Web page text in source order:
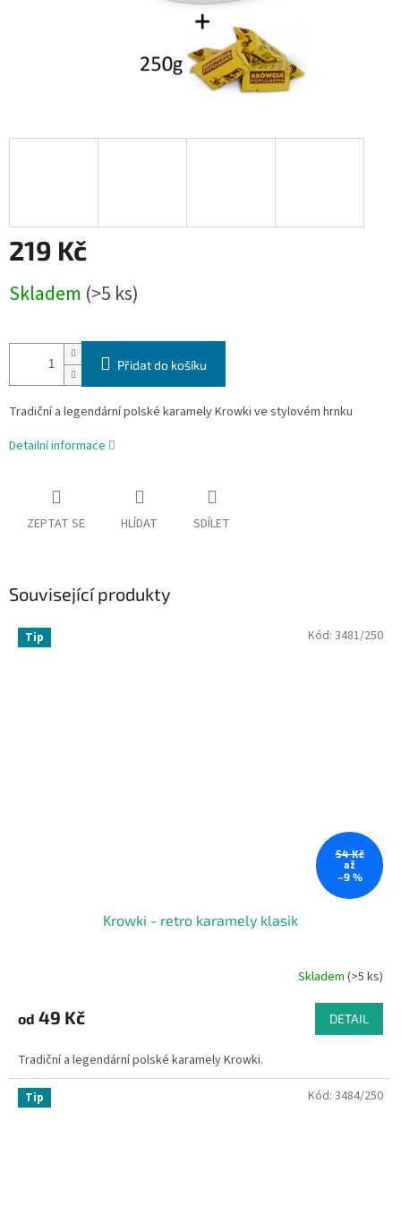
219 Kč
cena:
Skladem (>5 ks)
Přidat do košíku
Tradiční a legendární polské karamely Krowki ve stylovém hrnku
Detailní informace
ZEPTAT SE HLÍDAT SDÍLET
Související produkty
Tip
54 Kč
až
–9 %
Krowki - retro karamely klasik
Skladem (>5 ks)
od 49 Kč DETAIL
Tradiční a legendární polské karamely Krowki.
Kód: 3481/250
Tip Kód: 3484/250